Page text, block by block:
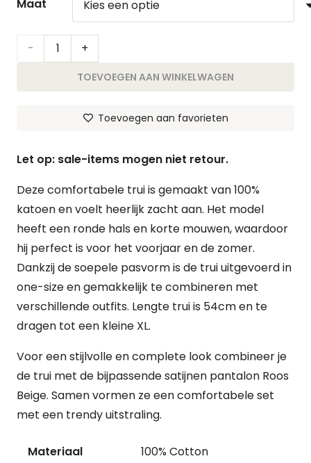
was:
€ 39,95.€ 19,95.
Maat
Trui
aantal
TOEVOEGEN AAN WINKELWAGEN
Toevoegen aan favorieten
Let op: sale-items mogen niet retour.
Deze comfortabele trui is gemaakt van 100%
katoen en voelt heerlijk zacht aan. Het model
heeft een ronde hals en korte mouwen, waardoor
hij perfect is voor het voorjaar en de zomer.
Dankzij de soepele pasvorm is de trui uitgevoerd in
one-size en gemakkelijk te combineren met
verschillende outfits. Lengte trui is 54cm en te
dragen tot een kleine XL.
Voor een stijlvolle en complete look combineer je
de trui met de bijpassende satijnen pantalon Roos
Beige. Samen vormen ze een comfortabele set
met een trendy uitstraling.
Materiaal 100% Cotton